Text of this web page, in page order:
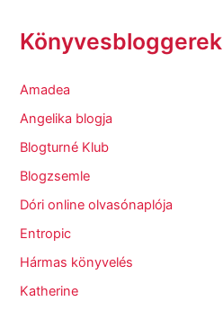
Könyvesbloggerek
Amadea
Angelika blogja
Blogturné Klub
Blogzsemle
Dóri online olvasónaplója
Entropic
Hármas könyvelés
Katherine